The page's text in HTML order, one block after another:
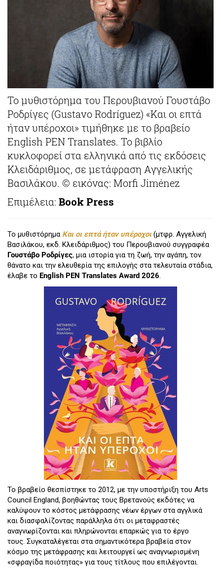
Το μυθιστόρημα του Περουβιανού Γουστάβο
Ροδρίγες (Gustavo Rodríguez) «Και οι επτά
ήταν υπέροχοι» τιμήθηκε με το βραβείο
English PEN Translates. Το βιβλίο
κυκλοφορεί στα ελληνικά από τις εκδόσεις
Κλειδάριθμος, σε μετάφραση Αγγελικής
Βασιλάκου. © εικόνας: Morfi Jiménez
Επιμέλεια: Book Press
Το μυθιστόρημα Και οι επτά ήταν υπέροχοι (μτφρ. Αγγελική
Βασιλάκου, εκδ. Κλειδάριθμος) του Περουβιανού συγγραφέα
Γουστάβο Ροδρίγες, μια ιστορία για τη ζωή, την αγάπη, τον
θάνατο και την ελευθερία της επιλογής στα τελευταία στάδια,
έλαβε το English PEN Translates Award 2026.
Το βραβείο θεσπίστηκε το 2012, με την υποστήριξη του Arts
Council England, βοηθώντας τους Βρετανούς εκδότες να
καλύψουν το κόστος μετάφρασης νέων έργων στα αγγλικά
και διασφαλίζοντας παράλληλα ότι οι μεταφραστές
αναγνωρίζονται και πληρώνονται επαρκώς για το έργο
τους. Συγκαταλέγεται στα σημαντικότερα βραβεία στον
κόσμο της μετάφρασης και λειτουργεί ως αναγνωρισμένη
«σφραγίδα ποιότητας» για τους τίτλους που επιλέγονται.